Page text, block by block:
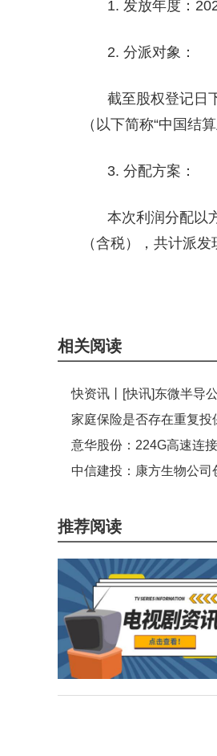
1. 发放年度：
2. 分派对象：
截至股权登记日
（以下简称“中国结
3. 分配方案：
本次利润分配以
（含税），共计派
相关阅读
快资讯丨[快讯]东微半导
分红实施方案
家庭保险是否存在重复投
意华股份：224G高速连
于开发阶段
中信建投：康方生物公司
推荐阅读